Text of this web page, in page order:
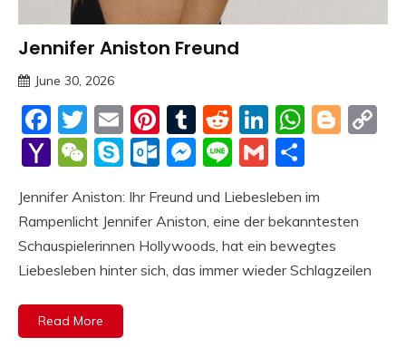
Trends
Jennifer Aniston Freund
June 30, 2026
Meme
Facebook
Twitter
EmailPinterest
Tumblr
Reddit
LinkedIn
Yahoo
WeChat
SkypeOutlook.com
Messenger
LineGmail
Jennifer Aniston: Ihr Freund und Liebesleben im
Rampenlicht Jennifer Aniston, eine der bekanntesten
Schauspielerinnen Hollywoods, hat ein bewegtes
Liebesleben hinter sich, das immer wieder Schlagzeilen
Read More